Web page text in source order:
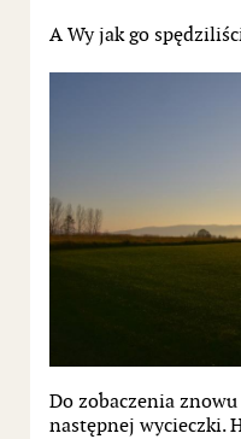
A Wy jak go
Do zobaczenia
następnej wycieczki.